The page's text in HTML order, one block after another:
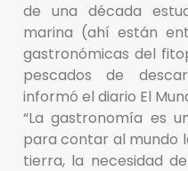
de una década
marina (ahí están
gastronómicas del
pescados de
informó el diario El
“La gastronomía es
para contar al mundo
tierra, la necesidad